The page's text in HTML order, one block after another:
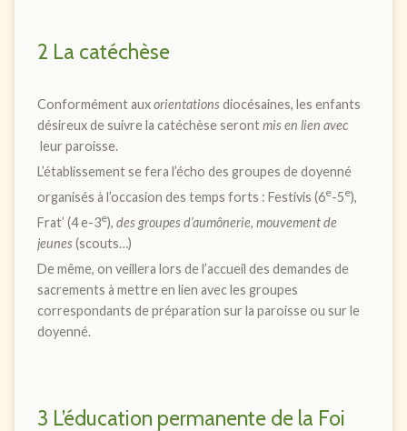
2 La catéchèse
Conformément auxorientations diocésaines, les enfants
désireux de suivre la catéchèse serontmis en lien avec
leur paroisse.
L’établissement se fera l’écho des groupes de doyenné
organisés à l’occasion des temps forts : Festivis (6e-5e),
Frat’ (4 e-3e), des groupes d’aumônerie, mouvement de
jeunes (scouts…)
De même, on veillera lors de l’accueil des demandes de
sacrements à mettre en lien avec les groupes
correspondants de préparation sur la paroisse ou sur le
doyenné.
3 L’éducation permanente de la Foi